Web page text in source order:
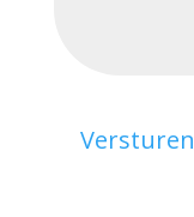
Versturen